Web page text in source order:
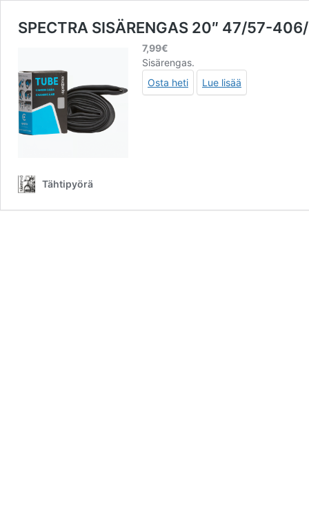
SPECTRA SISÄRENGAS 20″ 47/57-
7,99€
Sisärengas.
Osta heti
Lue lisää
Tähtipyörä